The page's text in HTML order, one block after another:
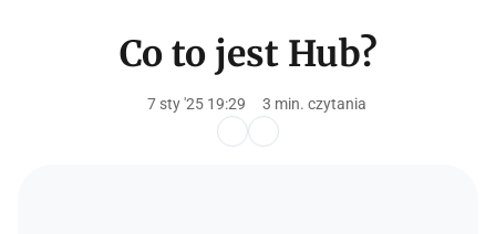
Co to jest Hub?
7 sty '25 19:29 3 min. czytania